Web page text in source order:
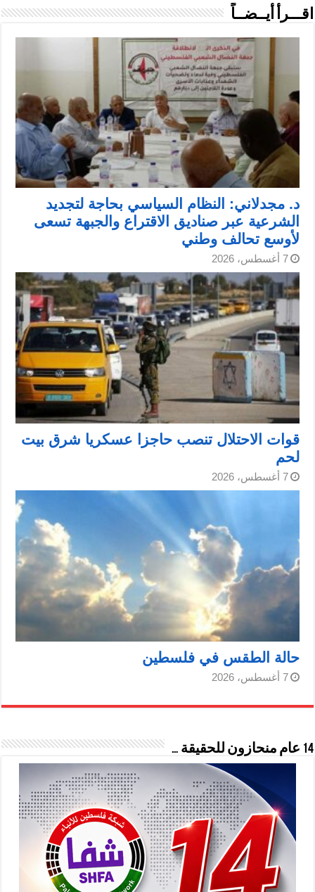
اقـــرأ أيــضــاً
د. مجدلاني: النظام السياسي بحاجة لتجديد
الشرعية عبر صناديق الاقتراع والجبهة تسعى
لأوسع تحالف وطني
7 أغسطس، 2026
قوات الاحتلال تنصب حاجزا عسكريا شرق بيت
لحم
7 أغسطس، 2026
حالة الطقس في فلسطين
7 أغسطس، 2026
14 عام منحازون للحقيقة …